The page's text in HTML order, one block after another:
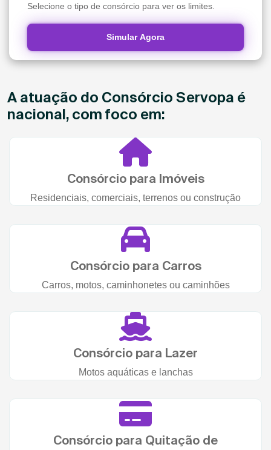
Selecione o tipo de consórcio para ver os limites.
Simular Agora
A atuação do Consórcio Servopa é
nacional, com foco em:
Consórcio para Imóveis
Residenciais, comerciais, terrenos ou construção
Consórcio para Carros
Carros, motos, caminhonetes ou caminhões
Consórcio para Lazer
Motos aquáticas e lanchas
Consórcio para Quitação de